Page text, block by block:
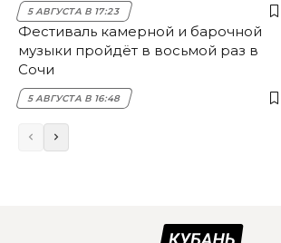
5 АВГУСТА В 17:23
Фестиваль камерной и барочной
музыки пройдёт в восьмой раз в
Сочи
5 АВГУСТА В 16:48